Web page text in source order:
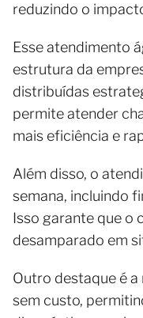
reduzindo o
Esse atendimento
estrutura da
distribuídas
permite atender
mais eficiência e
Além disso, o
semana, incluindo
Isso garante que o
desamparado em
Outro destaque é
sem custo,